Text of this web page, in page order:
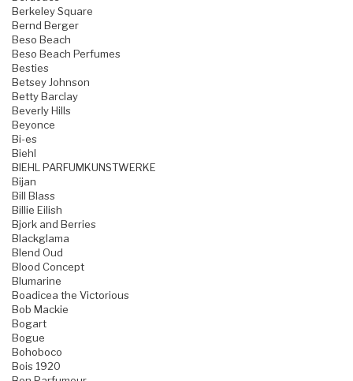
Berkeley Square
Bernd Berger
Beso Beach
Beso Beach Perfumes
Besties
Betsey Johnson
Betty Barclay
Beverly Hills
Beyonce
Bi-es
Biehl
BIEHL PARFUMKUNSTWERKE
Bijan
Bill Blass
Billie Eilish
Bjork and Berries
Blackglama
Blend Oud
Blood Concept
Blumarine
Boadicea the Victorious
Bob Mackie
Bogart
Bogue
Bohoboco
Bois 1920